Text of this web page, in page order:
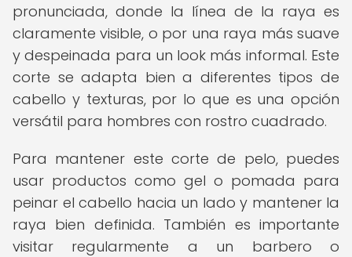
pronunciada, donde la línea de la raya es
claramente visible, o por una raya más suave
y despeinada para un look más informal. Este
corte se adapta bien a diferentes tipos de
cabello y texturas, por lo que es una opción
versátil para hombres con rostro cuadrado.
Para mantener este corte de pelo, puedes
usar productos como gel o pomada para
peinar el cabello hacia un lado y mantener la
raya bien definida. También es importante
visitar regularmente a un barbero o